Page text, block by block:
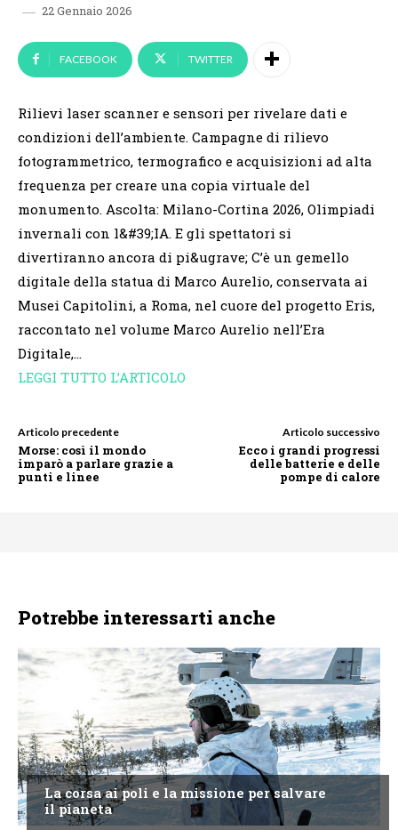
22 Gennaio 2026
FACEBOOK TWITTER
Rilievi laser scanner e sensori per rivelare dati e
condizioni dell’ambiente. Campagne di rilievo
fotogrammetrico, termografico e acquisizioni ad alta
frequenza per creare una copia virtuale del
monumento. Ascolta: Milano-Cortina 2026, Olimpiadi
invernali con l&#39;IA. E gli spettatori si
divertiranno ancora di pi&ugrave; C’è un gemello
digitale della statua di Marco Aurelio, conservata ai
Musei Capitolini, a Roma, nel cuore del progetto Eris,
raccontato nel volume Marco Aurelio nell’Era
Digitale,…
LEGGI TUTTO L’ARTICOLO
Articolo precedente
Morse: così il mondo
imparò a parlare grazie a
punti e linee
Articolo successivo
Ecco i grandi progressi
delle batterie e delle
pompe di calore
Potrebbe interessarti anche
NEWS
La corsa ai poli e la missione per salvare
il pianeta